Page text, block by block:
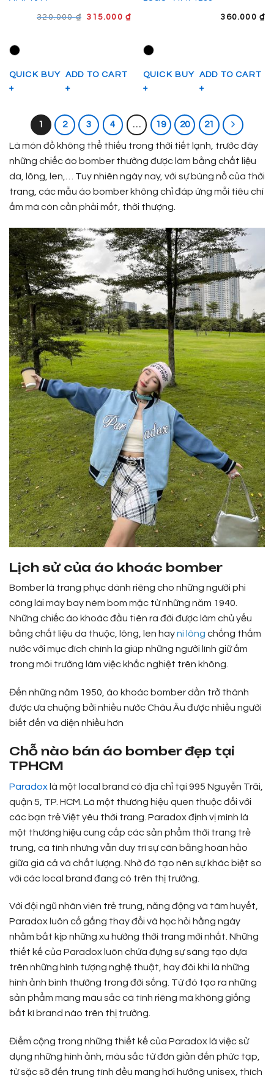
320.000₫ GIÁ
315.000 ₫GIÁ
315.000 ₫.
QUICK BUY
+
ADD TO CART
+
360.000 ₫
QUICK BUY
+
ADD TO CART
+
1 2 3 4 … 19 20 21
Là món đồ không thể thiếu trong thời tiết lạnh, trước đây
những chiếc áo bomber thường được làm bằng chất liệu
da, lông, len,… Tuy nhiên ngày nay, với sự bùng nổ của thời
trang, các mẫu áo bomber không chỉ đáp ứng mỗi tiêu chí
ấm mà còn cần phải mốt, thời thượng.
Lịch sử của áo khoác bomber
Bomber là trang phục dành riêng cho những người phi
công lái máy bay ném bom mặc từ những năm 1940.
Những chiếc áo khoác đầu tiên ra đời được làm chủ yếu
bằng chất liệu da thuộc, lông, len hayni lông chống thấm
nước với mục đích chính là giúp những người lính giữ ấm
trong môi trường làm việc khắc nghiệt trên không.
Đến những năm 1950, áo khoác bomber dần trở thành
được ưa chuộng bởi nhiều nước Châu Âu được nhiều người
biết đến và diện nhiều hơn
Chỗ nào bán áo bomber đẹp tại
TPHCM
Paradox là một local brand có địa chỉ tại 995 Nguyễn Trãi,
quận 5, TP. HCM. Là một thương hiệu quen thuộc đối với
các bạn trẻ Việt yêu thời trang. Paradox định vị mình là
một thương hiệu cung cấp các sản phẩm thời trang trẻ
trung, cá tính nhưng vẫn duy trì sự cân bằng hoàn hảo
giữa giá cả và chất lượng. Nhờ đó tạo nên sự khác biệt so
với các local brand đang có trên thị trường.
Với đội ngũ nhân viên trẻ trung, năng động và tâm huyết,
Paradox luôn cố gắng thay đổi và học hỏi hằng ngày
nhằm bắt kịp những xu hướng thời trang mới nhất. Những
thiết kế của Paradox luôn chứa đựng sự sáng tạo dựa
trên những hình tượng nghệ thuật, hay đôi khi là những
hình ảnh bình thường trong đời sống. Từ đó tạo ra những
sản phẩm mang màu sắc cá tính riêng mà không giống
bất kì brand nào trên thị trường.
Điểm cộng trong những thiết kế của Paradox là việc sử
dụng những hình ảnh, màu sắc từ đơn giản đến phức tạp,
từ sặc sỡ đến trung tính đều mang hơi hướng unisex, thích